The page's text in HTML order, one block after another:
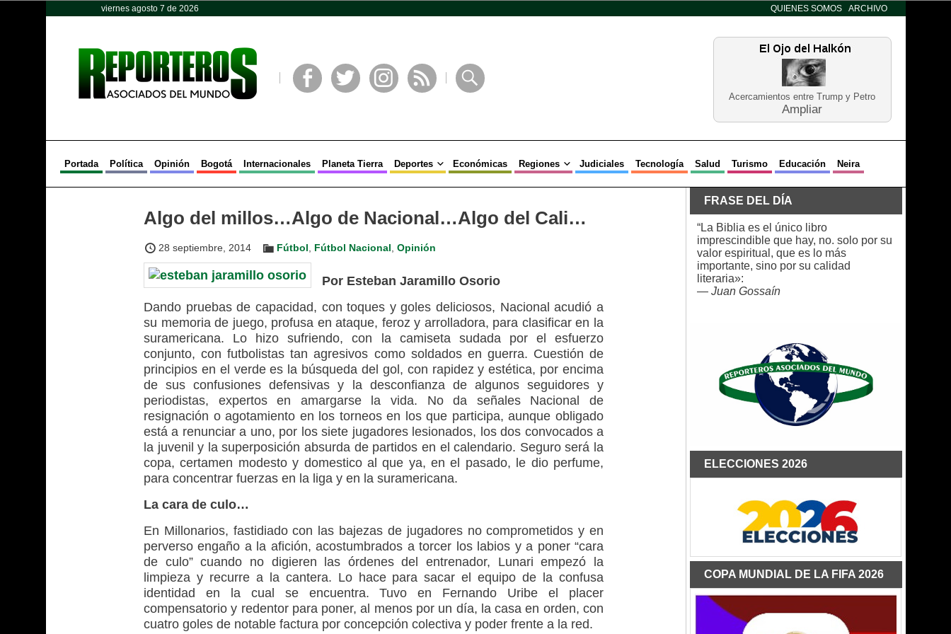
viernes agosto 7 de 2026 QUIENES SOMOS ARCHIVO
Acercamientos entre Trump y Petro
Ampliar
Portada Política Opinión Bogotá Internacionales Planeta Tierra Deportes Económicas Regiones Judiciales Tecnología Salud Turismo Educación Neira
Algo del millos…Algo de Nacional…Algo del Cali…
28 septiembre, 2014 Fútbol Fútbol Nacional Opinión
Por Esteban Jaramillo Osorio
Dando pruebas de capacidad, con toques y goles deliciosos, Nacional acudió a
su memoria de juego, profusa en ataque, feroz y arrolladora, para clasificar en la
suramericana. Lo hizo sufriendo, con la camiseta sudada por el esfuerzo
conjunto, con futbolistas tan agresivos como soldados en guerra. Cuestión de
principios en el verde es la búsqueda del gol, con rapidez y estética, por encima
de sus confusiones defensivas y la desconfianza de algunos seguidores y
periodistas, expertos en amargarse la vida. No da señales Nacional de
resignación o agotamiento en los torneos en los que participa, aunque obligado
está a renunciar a uno, por los siete jugadores lesionados, los dos convocados a
la juvenil y la superposición absurda de partidos en el calendario. Seguro será la
copa, certamen modesto y domestico al que ya, en el pasado, le dio perfume,
para concentrar fuerzas en la liga y en la suramericana.
La cara de culo…
En Millonarios, fastidiado con las bajezas de jugadores no comprometidos y en
perverso engaño a la afición, acostumbrados a torcer los labios y a poner “cara
de culo” cuando no digieren las órdenes del entrenador, Lunari empezó la
limpieza y recurre a la cantera. Lo hace para sacar el equipo de la confusa
identidad en la cual se encuentra. Tuvo en Fernando Uribe el placer
compensatorio y redentor para poner, al menos por un día, la casa en orden, con
cuatro goles de notable factura por concepción colectiva y poder frente a la red.
FRASE DEL DÍA
“La Biblia es el único libro
imprescindible que hay, no. solo por su
valor espiritual, que es lo más
importante, sino por su calidad
literaria»:
— Juan Gossaín
ELECCIONES 2026
COPA MUNDIAL DE LA FIFA 2026
Opinión Política